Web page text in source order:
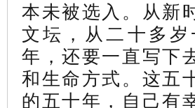
本未被选入。从新
文坛，从二十多
年，还要一直写下
和生命方式。这五
的五十年，自己有